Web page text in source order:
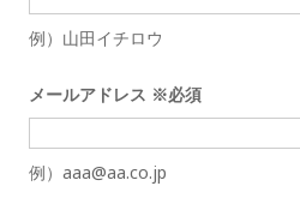
例）山田イチロウ
メールアドレス ※必須
例）aaa@aa.co.jp